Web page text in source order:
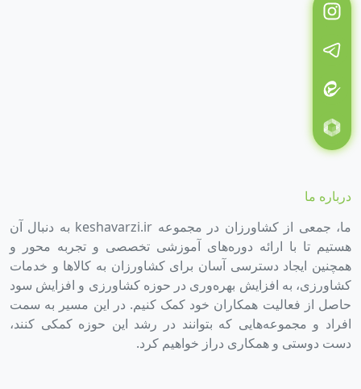
درباره ما
ما، جمعی از کشاورزان در مجموعه keshavarzi.ir به دنبال آن
هستیم تا با ارائه دوره‌های آموزشی تخصصی و تجربه محور و
همچنین ایجاد دسترسی آسان برای کشاورزان به کالاها و خدمات
کشاورزی، به افزایش بهره‌وری در حوزه کشاورزی و افزایش سود
حاصل از فعالیت همکاران خود کمک کنیم. در این مسیر به سمت
افراد و مجموعه‌هایی که بتوانند در رشد این حوزه کمکی کنند،
دست دوستی و همکاری دراز خواهیم کرد.